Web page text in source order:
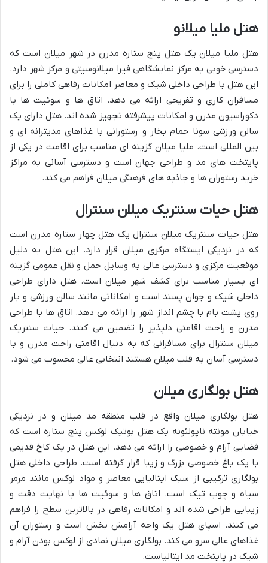
هتل ملیا میلانو
هتل ملیا میلان یک هتل پنج ستاره مدرن در شهر میلان است که
دسترسی خوبی به مرکز نمایشگاهی فیرا میلانوسیتی و مرکز شهر دارد.
این هتل با طراحی داخلی شیک و معاصر امکانات رفاهی کاملی را برای
مسافران کاری و تفریحی ارائه می دهد. اتاق ها و سوئیت ها با
دکوراسیون مدرن و امکانات پیشرفته تجهیز شده اند. هتل دارای یک
سالن ورزشی سونا حمام بخار و رستورانی با غذاهای مدیترانه ای و
بین المللی است. ملیا میلان گزینه ای مناسب برای اقامت در یکی از
پایتخت های مد و طراحی جهان است و دسترسی آسانی به مراکز
خرید رستوران ها و جاذبه های فرهنگی میلان فراهم می کند.
هتل حیات سنتریک میلان سنترال
هتل حیات سنتریک میلان سنترال یک هتل چهار ستاره مدرن است
که در نزدیکی ایستگاه مرکزی میلان قرار دارد. این هتل به دلیل
موقعیت مرکزی و دسترسی عالی به وسایل حمل و نقل عمومی گزینه
ای بسیار مناسب برای کشف شهر میلان است. هتل دارای طراحی
داخلی شیک و جوان پسند است و امکاناتی مانند سالن ورزشی و بار
روی پشت بام با چشم انداز شهر را ارائه می دهد. اتاق ها با طراحی
مدرن و راحت اقامتی دلپذیر را تضمین می کنند. حیات سنتریک
میلان سنترال برای مسافرانی که به دنبال اقامتی راحت مدرن و با
دسترسی آسان به قلب میلان هستند انتخابی عالی محسوب می شود.
هتل بولگاری میلان
هتل بولگاری میلان واقع در قلب منطقه مد میلان و در نزدیکی
خیابان مونته ناپولئونه یک هتل بوتیک لوکس پنج ستاره است که
فضایی آرام و خصوصی را ارائه می دهد. این هتل در یک کاخ قدیمی
با یک باغ خصوصی بزرگ و زیبا قرار گرفته است. طراحی داخلی هتل
بولگاری ترکیبی از سبک ایتالیایی معاصر و مواد لوکس مانند مرمر
سیاه و چوب تیک است. اتاق ها و سوئیت ها با نهایت دقت و
زیبایی طراحی شده اند و امکانات رفاهی در بالاترین سطح را فراهم
می کنند. اسپای هتل یک واحه آرامش بخش است و رستوران آن
غذاهای عالی سرو می کند. بولگاری میلان نمادی از لوکس بودن آرام و
شیک در پایتخت مد ایتالیاست.